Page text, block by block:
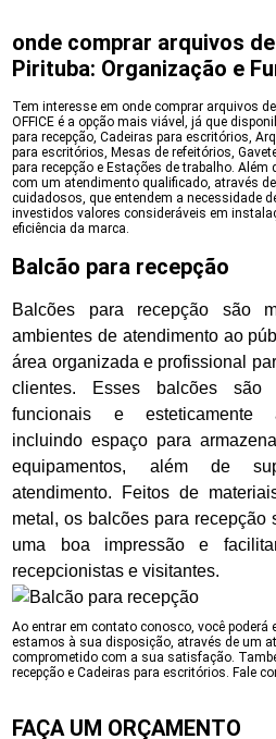
onde comprar arquivos
Pirituba: Organização e
Tem interesse em onde comprar arquivos
OFFICE é a opção mais viável, já que
para recepção, Cadeiras para escritórios,
para escritórios, Mesas de refeitórios,
para recepção e Estações de trabalho.
com um atendimento qualificado, através
cuidadosos, que entendem a necessidade
investidos valores consideráveis em
eficiência da marca.
Balcão para recepção
Balcões para recepção são
ambientes de atendimento ao
área organizada e profissional
clientes. Esses balcões são
funcionais e esteticamente
incluindo espaço para
equipamentos, além de
atendimento. Feitos de
metal, os balcões para recepção
uma boa impressão e
recepcionistas e visitantes.
Ao entrar em contato conosco, você poderá
estamos à sua disposição, através de um
comprometido com a sua satisfação.
recepção e Cadeiras para escritórios. Fale
FAÇA UM ORÇAMENTO